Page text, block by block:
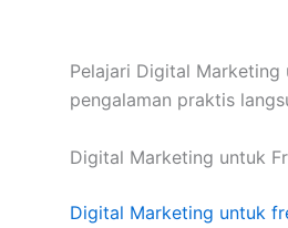
Pelajari Digital
pengalaman praktis
Digital Marketing untuk
Digital Marketing untuk